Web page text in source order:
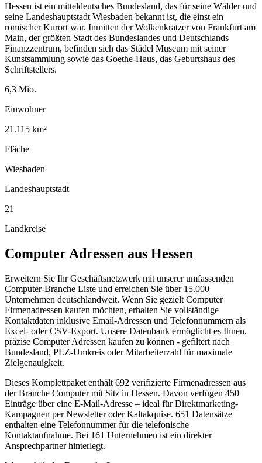
Hessen ist ein mitteldeutsches Bundesland, das für seine Wälder und
seine Landeshauptstadt Wiesbaden bekannt ist, die einst ein
römischer Kurort war. Inmitten der Wolkenkratzer von Frankfurt am
Main, der größten Stadt des Bundeslandes und Deutschlands
Finanzzentrum, befinden sich das Städel Museum mit seiner
Kunstsammlung sowie das Goethe-Haus, das Geburtshaus des
Schriftstellers.
6,3 Mio.
Einwohner
21.115 km²
Fläche
Wiesbaden
Landeshauptstadt
21
Landkreise
Computer Adressen aus Hessen
Erweitern Sie Ihr Geschäftsnetzwerk mit unserer umfassenden
Computer-Branche Liste und erreichen Sie über 15.000
Unternehmen deutschlandweit. Wenn Sie gezielt Computer
Firmenadressen kaufen möchten, erhalten Sie vollständige
Kontaktdaten inklusive Email-Adressen und Telefonnummern als
Excel- oder CSV-Export. Unsere Datenbank ermöglicht es Ihnen,
präzise Computer Adressen kaufen zu können - gefiltert nach
Bundesland, PLZ-Umkreis oder Mitarbeiterzahl für maximale
Zielgenauigkeit.
Dieses Komplettpaket enthält 692 verifizierte Firmenadressen aus
der Branche Computermit Sitz in Hessen. Davon verfügen 450
Einträge über eine E-Mail-Adresse – ideal für Direktmarketing-
Kampagnen per Newsletter oder Kaltakquise. 651 Datensätze
enthalten eine Telefonnummer für die telefonische
Kontaktaufnahme. Bei 161 Unternehmen ist ein direkter
Ansprechpartner hinterlegt.